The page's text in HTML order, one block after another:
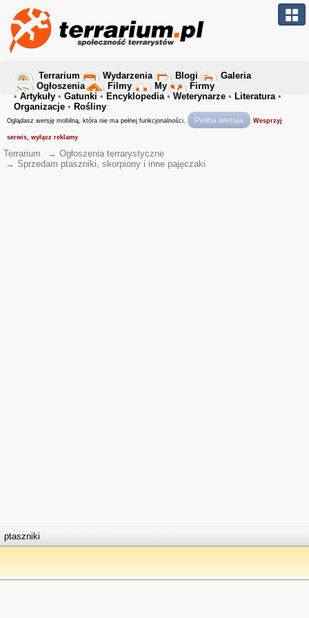
Terrarium Wydarzenia Blogi
Galeria
Ogłoszenia
Filmy My
Firmy
• Artykuły • Gatunki • Encyklopedia• Weterynarze • Literatura•
Organizacje • Rośliny
Oglądasz wersję mobilną, która nie ma pełnej funkcjonalności. Pełna wersja Wesprzyj
serwis, wyłącz reklamy
Terrarium → Ogłoszenia terrarystyczne
→ Sprzedam ptaszniki, skorpiony i inne pajęczaki
ptaszniki